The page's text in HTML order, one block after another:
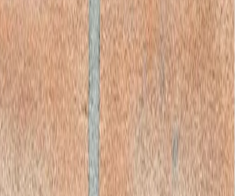
van ongewenste verf
en herstel
voegwerk